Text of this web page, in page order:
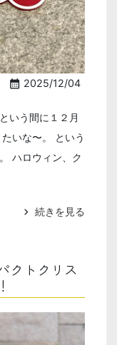
calendar_month 2025/12/04
いう間に１２月
いな〜。 という
ハロウィン、ク
chevron_right 続きを見る
クトクリス